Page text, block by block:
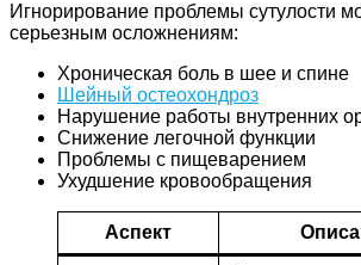
Игнорирование проблемы сутулости
серьезным осложнениям:
Хроническая боль в шее и спине
Шейный остеохондроз
Нарушение работы внутренних
Снижение легочной функции
Проблемы с пищеварением
Ухудшение кровообращения
Аспект